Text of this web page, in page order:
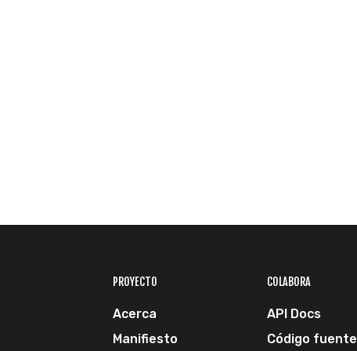
PROYECTO
Acerca
Manifiesto
COLABORA
API Docs
Código fuente